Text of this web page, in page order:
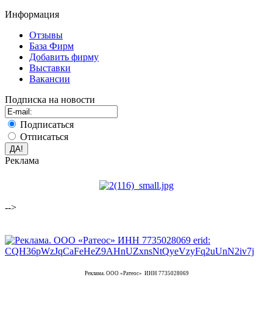
Информация
Отзывы
База Фирм
Добавить фирму
Выставки
Вакансии
Подписка на новости
Подписаться
Отписаться
Реклама
-->
Реклама. ООО «Ратеос» ИНН 7735028069